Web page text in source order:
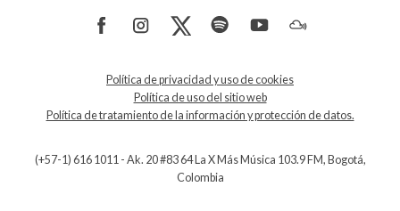
Política de privacidad y uso de cookies
Política de uso del sitio web
Política de tratamiento de la información y protección de datos.
(+57-1) 616 1011 - Ak. 20 #83 64 La X Más Música 103.9 FM, Bogotá,
Colombia